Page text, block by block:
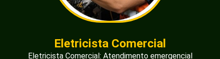
Eletricista Comercial
Eletricista Comercial: Atendimento emergencial